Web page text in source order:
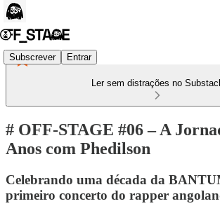
Subscrever Entrar
Ler sem distrações no
# OFF-STAGE #06 – A
Anos com Phedilson
Celebrando uma década da
primeiro concerto do rapper